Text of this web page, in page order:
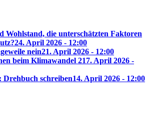
Wohlstand, die unterschätzten Faktoren
24. April 2026 - 12:00
nein21. April 2026 - 12:00
beim Klimawandel 217. April 2026 -
Drehbuch schreiben14. April 2026 - 12:00